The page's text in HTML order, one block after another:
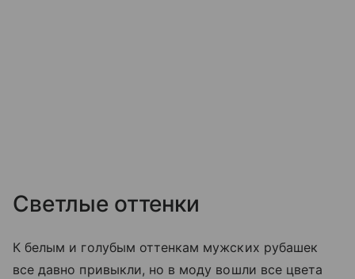
Светлые оттенки
К белым и голубым оттенкам мужских рубашек
все давно привыкли, но в моду вошли все цвета